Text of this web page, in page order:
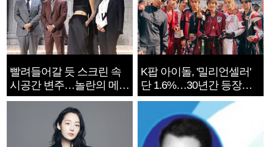
빨려들어갈 듯 스크린 속
시공간 변주…놀란의 메시
지는 ‘전쟁 속죄’
K팝 아이돌, '밀리언셀러'
단 1.6%…30년간 등장
1182개팀 전수조사